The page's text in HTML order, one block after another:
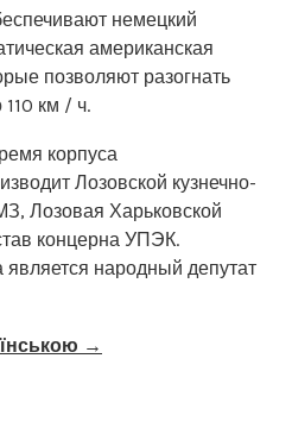
немецкий
американская
позволяют разогнать
км / ч.
корпуса
Лозовской кузнечно-
Лозовая Харьковской
концерна УПЭК.
народный депутат
→